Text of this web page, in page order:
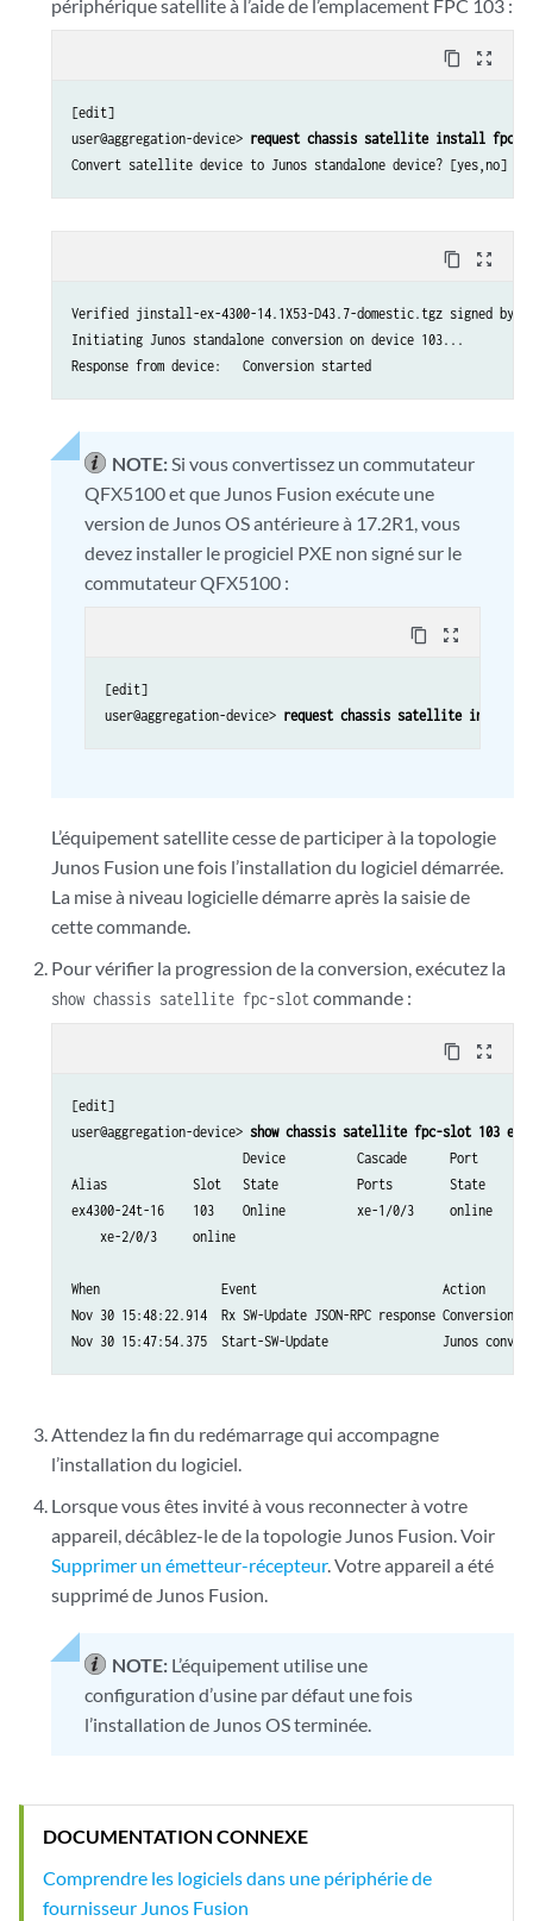
périphérique satellite à l’aide de l’emplacement FPC 103 :
content_copy zoom_out_map
[edit]
user@aggregation-device> request chassis satellite install fpc-
Convert satellite device to Junos standalone device? [yes,no]
content_copy zoom_out_map
Verified jinstall-ex-4300-14.1X53-D43.7-domestic.tgz signed by
Initiating Junos standalone conversion on device 103...
Response from device:   Conversion started
NOTE:Si vous convertissez un commutateur
QFX5100 et que Junos Fusion exécute une
version de Junos OS antérieure à 17.2R1, vous
devez installer le progiciel PXE non signé sur le
commutateur QFX5100 :
content_copy zoom_out_map
[edit]
user@aggregation-device> request chassis satellite install
L’équipement satellite cesse de participer à la topologie
Junos Fusion une fois l’installation du logiciel démarrée.
La mise à niveau logicielle démarre après la saisie de
cette commande.
Pour vérifier la progression de la conversion, exécutez la
show chassis satellite fpc-slotcommande :
content_copy zoom_out_map
[edit]
user@aggregation-device> show chassis satellite fpc-slot 103
Device          Cascade      Port
Alias            Slot   State           Ports        State
ex4300-24t-16    103    Online          xe-1/0/3     online
    xe-2/0/3     online
When                 Event                          Action
Nov 30 15:48:22.914  Rx SW-Update JSON-RPC response Conversion
Nov 30 15:47:54.375  Start-SW-Update                Junos
Attendez la fin du redémarrage qui accompagne
l’installation du logiciel.
Lorsque vous êtes invité à vous reconnecter à votre
appareil, décâblez-le de la topologie Junos Fusion. Voir
Supprimer un émetteur-récepteur. Votre appareil a été
supprimé de Junos Fusion.
NOTE: L’équipement utilise une
configuration d’usine par défaut une fois
l’installation de Junos OS terminée.
DOCUMENTATION CONNEXE
Comprendre les logiciels dans une périphérie de
fournisseur Junos Fusion